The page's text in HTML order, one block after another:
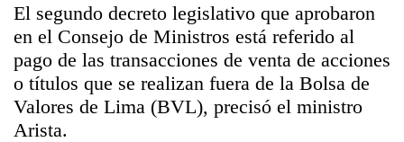
El segundo decreto legislativo que aprobaron
en el Consejo de Ministros está referido al
pago de las transacciones de venta de acciones
o títulos que se realizan fuera de la Bolsa de
Valores de Lima (BVL), precisó el ministro
Arista.